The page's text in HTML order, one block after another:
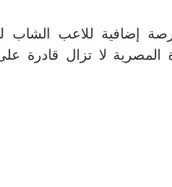
إضافية للاعب الشاب
المصرية لا تزال قادرة